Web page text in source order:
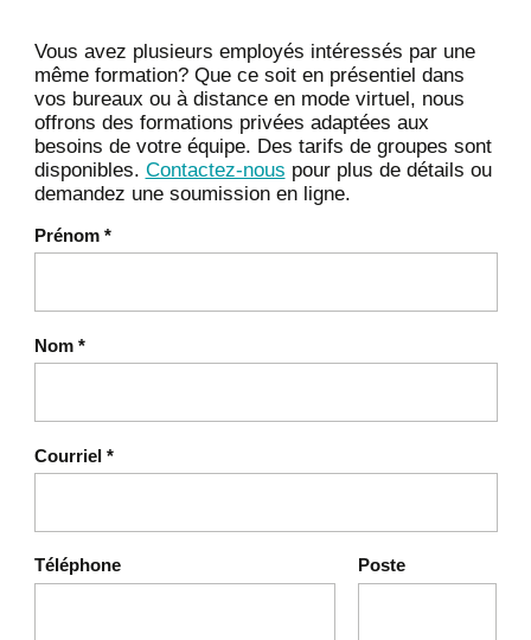
Vous avez plusieurs employés intéressés par une
même formation? Que ce soit en présentiel dans
vos bureaux ou à distance en mode virtuel, nous
offrons des formations privées adaptées aux
besoins de votre équipe. Des tarifs de groupes sont
disponibles. Contactez-nous pour plus de détails ou
demandez une soumission en ligne.
Prénom *
Nom *
Courriel *
Téléphone Poste